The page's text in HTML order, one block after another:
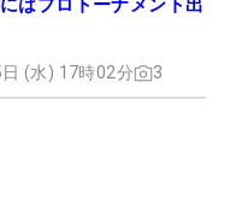
はプロトーナメント出
(水) 17時02分 3